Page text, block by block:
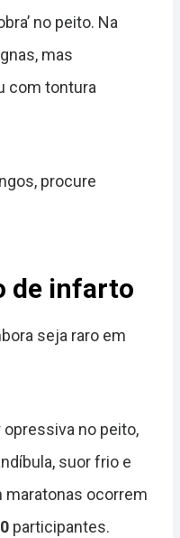
no peito. Na
mas
com tontura
procure
de infarto
seja raro em
no peito,
suor frio e
maratonas ocorrem
participantes.